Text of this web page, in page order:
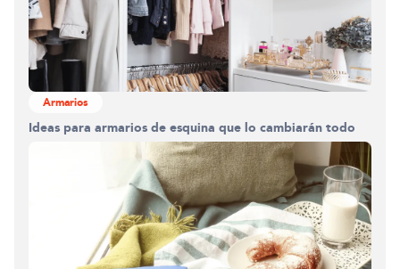
Armarios
Ideas para armarios de esquina que lo cambiarán todo